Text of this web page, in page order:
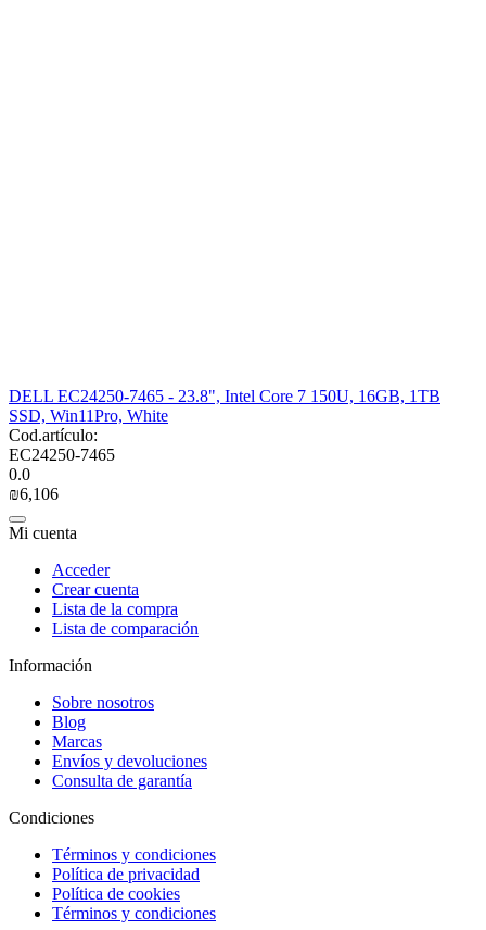
DELL EC24250-7465 - 23.8", Intel Core 7 150U, 16GB, 1TB
SSD, Win11Pro, White
Cod.artículo:
EC24250-7465
0.0
₪6,106
Mi cuenta
Acceder
Crear cuenta
Lista de la compra
Lista de comparación
Información
Sobre nosotros
Blog
Marcas
Envíos y devoluciones
Consulta de garantía
Condiciones
Términos y condiciones
Política de privacidad
Política de cookies
Términos y condiciones